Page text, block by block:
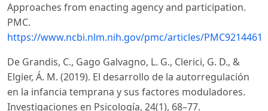
Approaches from enacting agency and participation.
PMC.
https://www.ncbi.nlm.nih.gov/pmc/articles/PMC9214461/
De Grandis, C., Gago Galvagno, L. G., Clerici, G. D., &
Elgier, Á. M. (2019). El desarrollo de la autorregulación
en la infancia temprana y sus factores moduladores.
Investigaciones en Psicología, 24(1), 68–77.